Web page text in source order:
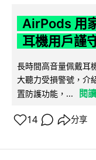
AirPods 用
耳機用戶謹
長時間高音量佩戴耳
大聽力受損警號，介
置防護功能，...
閱
14 分享